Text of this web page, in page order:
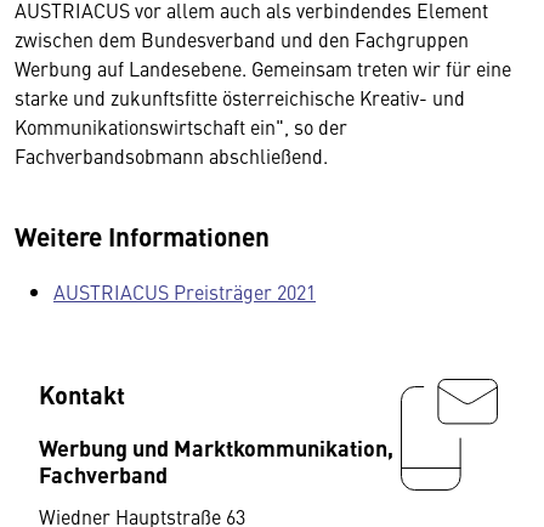
AUSTRIACUS vor allem auch als verbindendes Element
zwischen dem Bundesverband und den Fachgruppen
Werbung auf Landesebene. Gemeinsam treten wir für eine
starke und zukunftsfitte österreichische Kreativ- und
Kommunikationswirtschaft ein", so der
Fachverbandsobmann abschließend.
Weitere Informationen
AUSTRIACUS Preisträger 2021
Kontakt
Werbung und Marktkommunikation,
Fachverband
Wiedner Hauptstraße 63